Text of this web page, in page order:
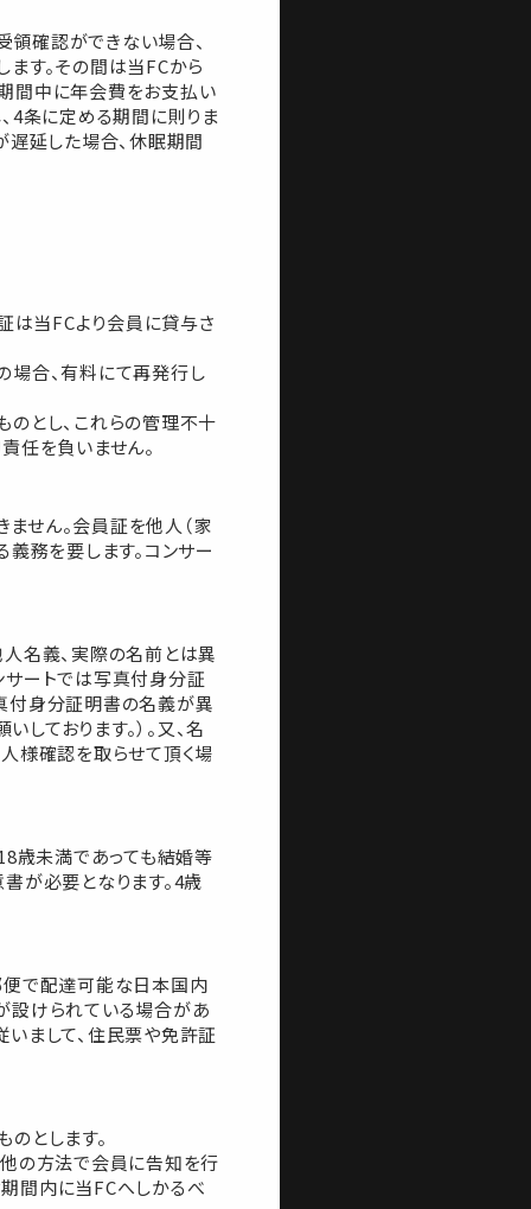
確認ができない場合、
す。その間は当FCから
間中に年会費をお支払い
4条に定める期間に則りま
遅延した場合、休眠期間
は当FCより会員に貸与さ
場合、有料にて再発行し
とし、これらの管理不十
任を負いません。
せん。会員証を他人（家
務を要します。コンサー
名義、実際の名前とは異
サートでは写真付身分証
付身分証明書の名義が異
ております。）。又、名
様確認を取らせて頂く場
歳未満であっても結婚等
が必要となります。4歳
便で配達可能な日本国内
設けられている場合があ
まして、住民票や免許証
とします。
の方法で会員に告知を行
間内に当FCへしかるべ